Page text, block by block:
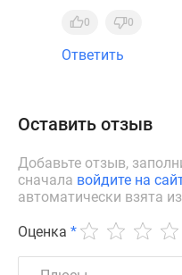
0 0
Ответить
Оставить отзыв
Добавьте отзыв,
сначала войдите на
автоматически взята
Оценка *